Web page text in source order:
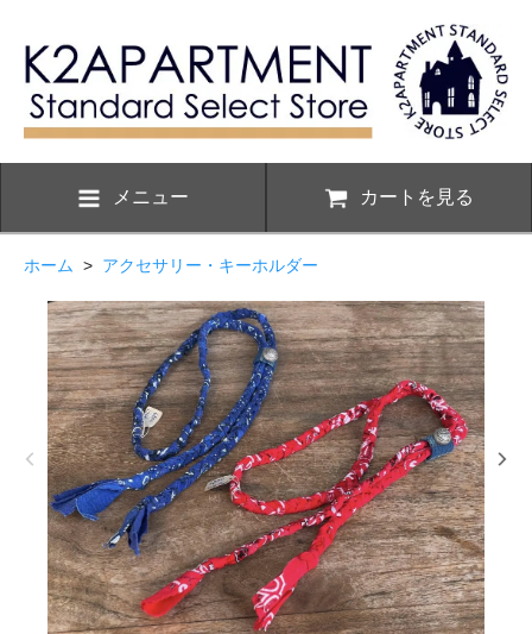
メニュー カートを見る
ホーム > アクセサリー・キーホルダー